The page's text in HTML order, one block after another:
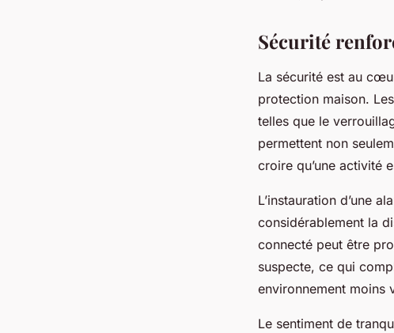
Sécurité
La sécurité est au
protection maison.
telles que le
permettent non
croire qu’une activité
L’instauration d’une
considérablement la
connecté peut être
suspecte, ce qui
environnement moins
Le sentiment de